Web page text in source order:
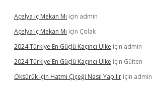
Açelya Iç Mekan Mı için admin
Açelya Iç Mekan Mı için Çolak
2024 Türkiye En Güçlü Kaçıncı Ülke için admin
2024 Türkiye En Güçlü Kaçıncı Ülke için Gülten
Öksürük Için Hatmi Çiçeği Nasıl Yapılır için admin